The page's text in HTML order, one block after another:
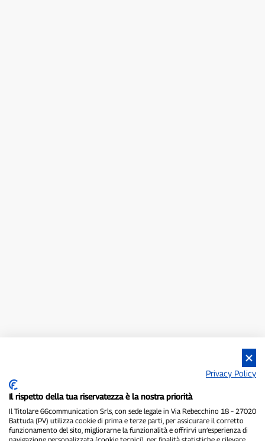
Privacy Policy
Il rispetto della tua riservatezza è la nostra priorità
Il Titolare 66communication Srls, con sede legale in Via Rebecchino 18 – 27020
Battuda (PV) utilizza cookie di prima e terze parti, per assicurare il corretto
funzionamento del sito, migliorarne la funzionalità e offrirvi un’esperienza di